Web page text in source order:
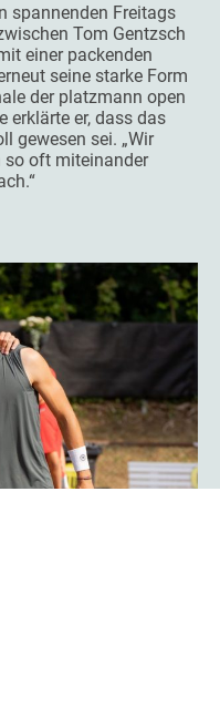
spannenden Freitags
Tom Gentzsch
einer packenden
seine starke Form
der platzmann open
erklärte er, dass das
gewesen sei. „Wir
so oft miteinander